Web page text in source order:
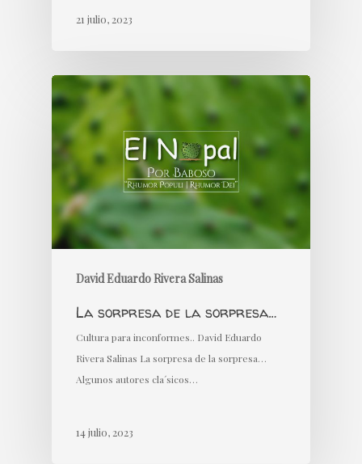
21 julio, 2023
David Eduardo Rivera Salinas
La sorpresa de la sorpresa…
Cultura para inconformes.. David Eduardo
Rivera Salinas La sorpresa de la sorpresa…
Algunos autores cla´sicos…
14 julio, 2023